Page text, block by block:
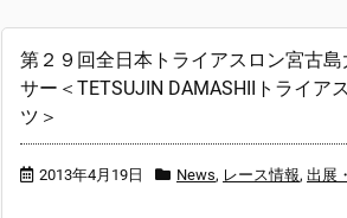
第２９回全日本トライアスロン宮古
サー＜TETSUJIN DAMASHIIトライア
ツ＞
2013年4月19日 News, レース情報, 出展